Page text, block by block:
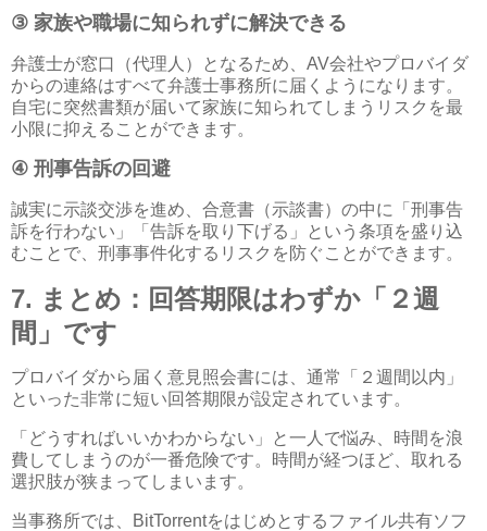
③ 家族や職場に知られずに解決できる
弁護士が窓口（代理人）となるため、 AV会社やプロバイダ
からの連絡はすべて弁護士事務所に届くようになります。
自宅に突然書類が届いて家族に知られてしまうリスクを最
小限に抑えることができます。
④ 刑事告訴の回避
誠実に示談交渉を進め、合意書（示談書）の中に「刑事告
訴を行わない」「告訴を取り下げる」という条項を盛り込
むことで、刑事事件化するリスクを防ぐことができます。
7. まとめ：回答期限はわずか「２週
間」です
プロバイダから届く意見照会書には、通常「２週間以内」
といった非常に短い回答期限が設定されています。
「どうすればいいかわからない」と一人で悩み、時間を浪
費してしまうのが一番危険です。時間が経つほど、取れる
選択肢が狭まってしまいます。
当事務所では、 BitTorrentをはじめとするファイル共有ソフ